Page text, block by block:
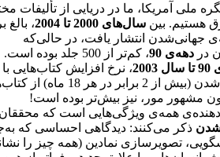
ملی آمریکا، ما در دریایی از تألیفات
هستیم. بین سال‌های 2000 تا 2004
جهانی‌شدن انتشار یافت، در حالی‌که
در دهه‌ی 90
، کم‌تر از 500 جلد بوده است.
، نرخ افزایش کتاب‌هایی با
عناوین مرتبط با جهانی‌شدن (بیش از 2 برابر در هر
مشهور مور، نیز بیش‌تر بوده است!
همه‌ی ویژگی‌هایی است که
ذکر می‌کنند: دیدگاهی احساسی که
تصویرسازی نمادین (همه چیز را